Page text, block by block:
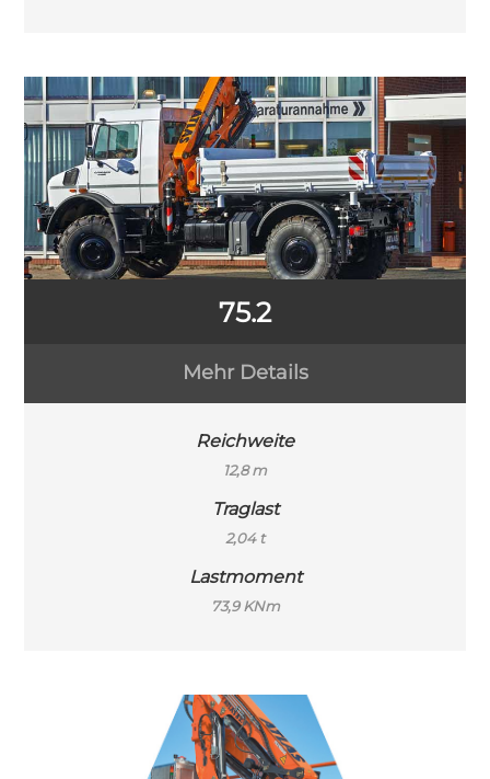
75.2
Mehr Details
Reichweite
12,8 m
Traglast
2,04 t
Lastmoment
73,9 KNm